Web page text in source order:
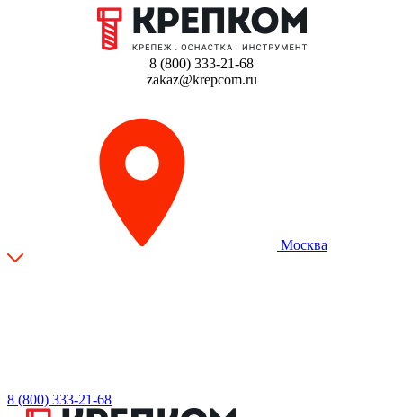
8 (800) 333-21-68
zakaz@krepcom.ru
Москва
8 (800) 333-21-68